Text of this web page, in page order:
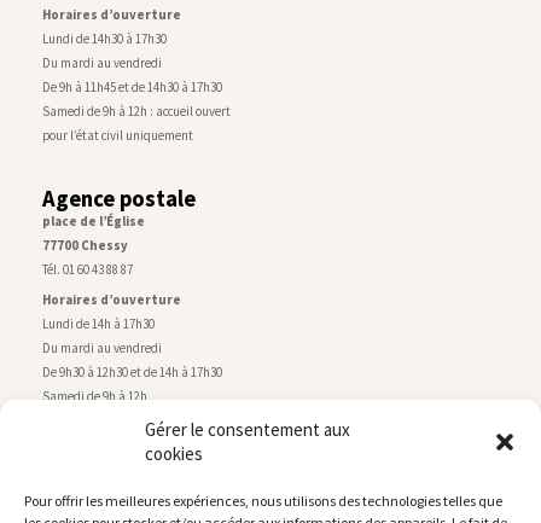
Gérer le consentement aux
cookies
Pour offrir les meilleures expériences, nous utilisons des technologies telles que
Horaires d’ouverture
Lundi de 14h30 à 17h30
Du mardi au vendredi
De 9h à 11h45 et de 14h30 à 17h30
Samedi de 9h à 12h : accueil ouvert
pour l’état civil uniquement
Agence postale
place de l’Église
77700 Chessy
Tél. 01 60 43 88 87
Horaires d’ouverture
Lundi de 14h à 17h30
Du mardi au vendredi
De 9h30 à 12h30 et de 14h à 17h30
Samedi de 9h à 12h
Service technique
rue de Montry–77700 Chessy